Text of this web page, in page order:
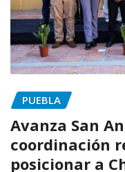
PUEBLA
Avanza San
coordinación
posicionar a